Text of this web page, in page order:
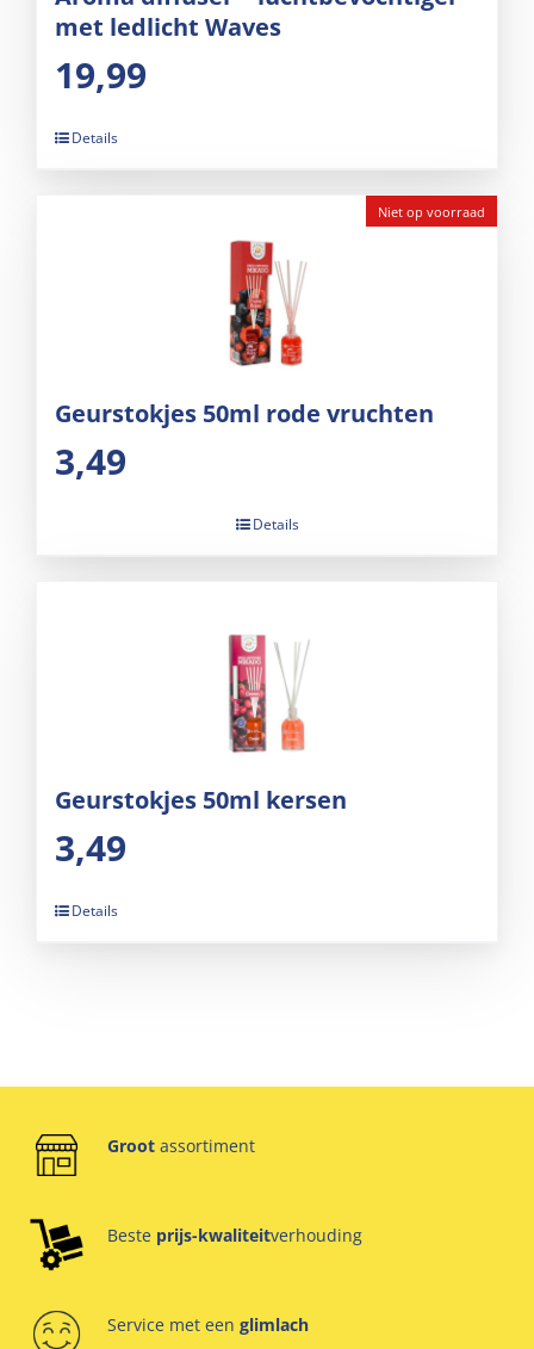
met ledlicht Waves
19,99
Details
Niet op voorraad
Geurstokjes 50ml rode vruchten
3,49
Details
Geurstokjes 50ml kersen
3,49
Details
Groot assortiment
Beste prijs-kwaliteitverhouding
Service met een glimlach